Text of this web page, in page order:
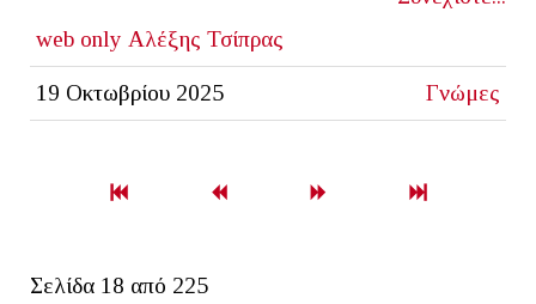
web only Αλέξης Τσίπρας
19 Οκτωβρίου 2025 Γνώμες
Σελίδα 18 από 225